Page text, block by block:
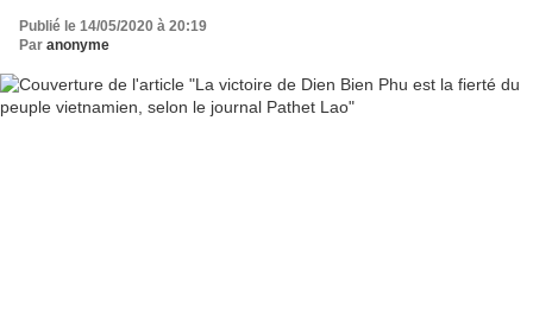
Publié le 14/05/2020 à 20:19
Par anonyme